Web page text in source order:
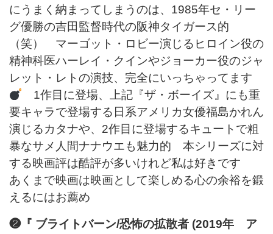
にうまく納まってしまうのは、1985年セ・リー
グ優勝の吉田監督時代の阪神タイガース的
（笑） マーゴット・ロビー演じるヒロイン役の
精神科医ハーレイ・クインやジョーカー役のジャ
レット・レトの演技、完全にいっちゃってます
1作目に登場、上記『ザ・ボーイズ』にも重
要キャラで登場する日系アメリカ女優福島かれん
演じるカタナや、2作目に登場するキュートで粗
暴なサメ人間ナナウエも魅力的 本シリーズに対
する映画評は酷評が多いけれど私は好きです
あくまで映画は映画として楽しめる心の余裕を鍛
えるにはお薦め
❷『 ブライトバーン/恐怖の拡散者 (2019年 ア